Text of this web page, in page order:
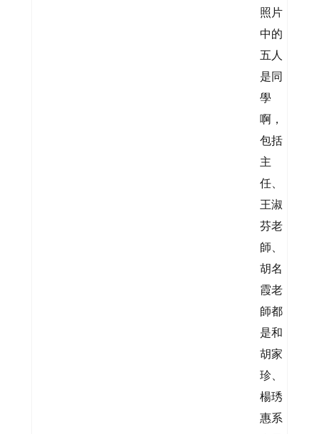
照片
中的
五人
是同
學
啊，
包括
主
任、
王淑
芬老
師、
胡名
霞老
師都
是和
胡家
珍、
楊琇
惠系